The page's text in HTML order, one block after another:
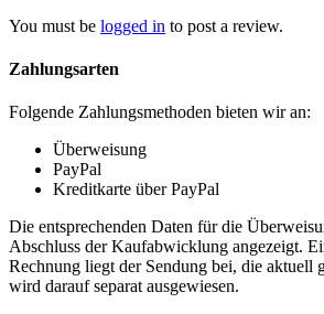
You must be logged in to post a review.
Zahlungsarten
Folgende Zahlungsmethoden bieten wir an:
Überweisung
PayPal
Kreditkarte über PayPal
Die entsprechenden Daten für die
Abschluss der Kaufabwicklung angezeigt.
Rechnung liegt der Sendung bei, die aktuell
wird darauf separat ausgewiesen.